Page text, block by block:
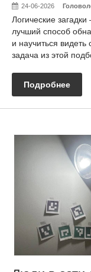
24-06-2026
Логические
лучший способ
и научиться
задача из этой
Подробнее